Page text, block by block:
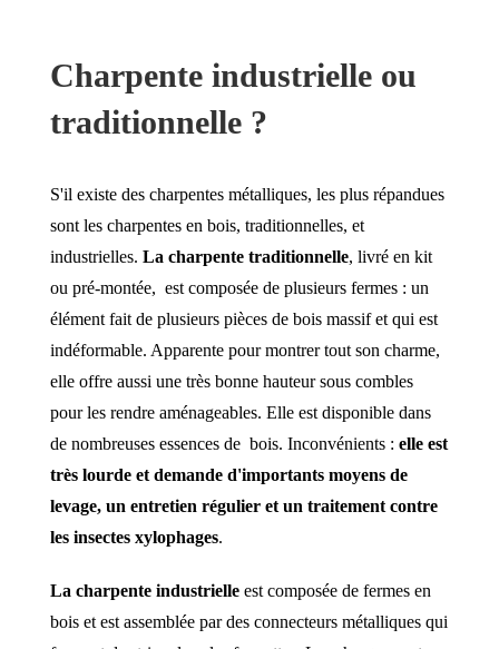
Charpente industrielle ou
traditionnelle ?
S'il existe des charpentes métalliques, les plus répandues
sont les charpentes en bois, traditionnelles, et
industrielles. La charpente traditionnelle, livré en kit
ou pré-montée, est composée de plusieurs fermes : un
élément fait de plusieurs pièces de bois massif et qui est
indéformable. Apparente pour montrer tout son charme,
elle offre aussi une très bonne hauteur sous combles
pour les rendre aménageables. Elle est disponible dans
de nombreuses essences de bois. Inconvénients : elle est
très lourde et demande d'importants moyens de
levage, un entretien régulier et un traitement contre
les insectes xylophages.
La charpente industrielle est composée de fermes en
bois et est assemblée par des connecteurs métalliques qui